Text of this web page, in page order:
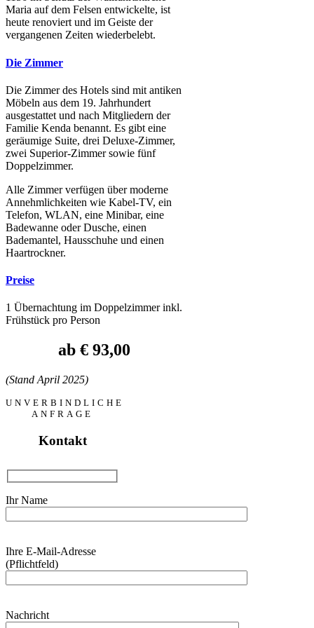
Maria auf dem Felsen entwickelte, ist
heute renoviert und im Geiste der
vergangenen Zeiten wiederbelebt.
Die Zimmer
Die Zimmer des Hotels sind mit antiken
Möbeln aus dem 19. Jahrhundert
ausgestattet und nach Mitgliedern der
Familie Kenda benannt. Es gibt eine
geräumige Suite, drei Deluxe-Zimmer,
zwei Superior-Zimmer sowie fünf
Doppelzimmer.
Alle Zimmer verfügen über moderne
Annehmlichkeiten wie Kabel-TV, ein
Telefon, WLAN, eine Minibar, eine
Badewanne oder Dusche, einen
Bademantel, Hausschuhe und einen
Haartrockner.
Preise
1 Übernachtung im Doppelzimmer inkl.
Frühstück pro Person
ab € 93,00
(Stand April 2025)
UNVERBINDLICHE
ANFRAGE
Kontakt
Ihr Name
lasse
dieses
Ihre E-Mail-Adresse
(Pflichtfeld)
lasse
Nachricht